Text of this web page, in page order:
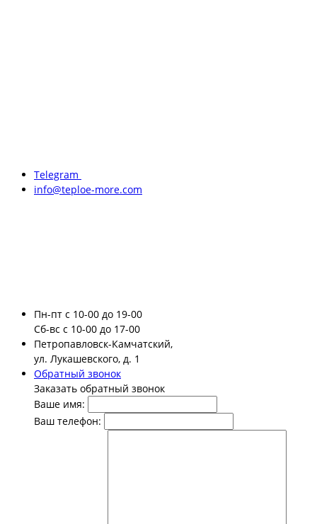
Telegram
info@teploe-more.com
Пн-пт с 10-00 до 19-00
Сб-вс с 10-00 до 17-00
Петропавловск-Камчатский,
ул. Лукашевского, д. 1
Обратный звонок
Заказать обратный звонок
Ваше имя:
Ваш телефон: